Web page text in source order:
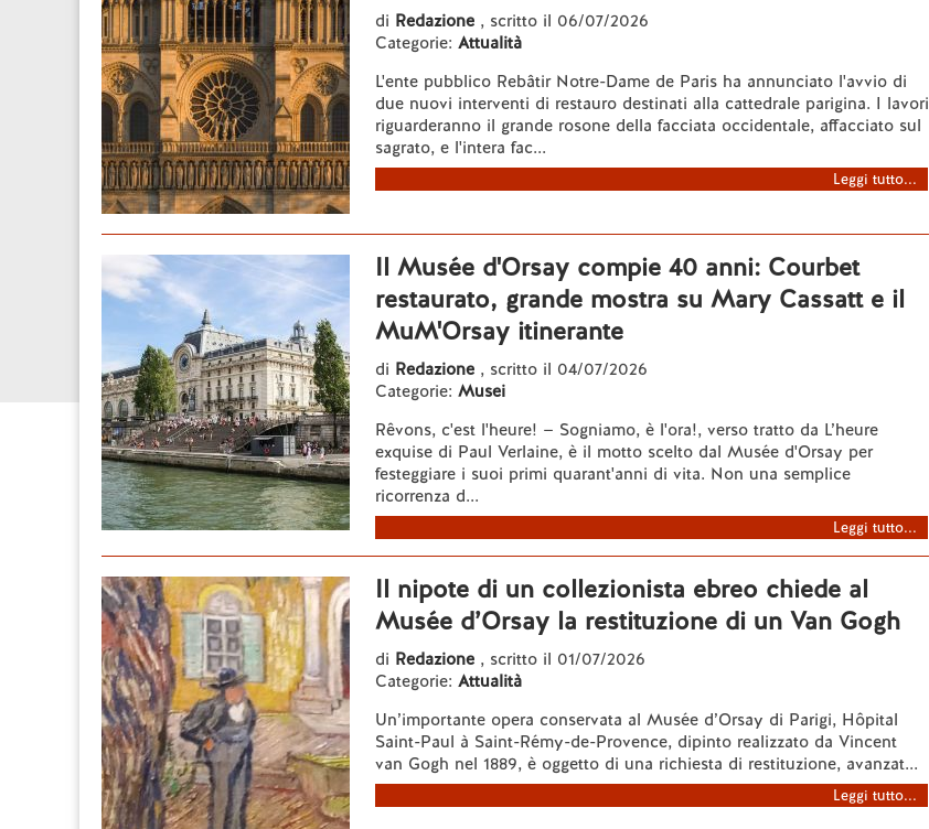
di Redazione , scritto il 06/07/2026
Categorie: Attualità
L'ente pubblico Rebâtir Notre-Dame de Paris ha annunciato l'avvio di
due nuovi interventi di restauro destinati alla cattedrale parigina. I lavori
riguarderanno il grande rosone della facciata occidentale, affacciato sul
sagrato, e l'intera fac...
Leggi tutto...
Il Musée d'Orsay compie 40 anni: Courbet
restaurato, grande mostra su Mary Cassatt e il
MuM'Orsay itinerante
di Redazione , scritto il 04/07/2026
Categorie: Musei
Rêvons, c'est l'heure! — Sogniamo, è l'ora!, verso tratto da L’heure
exquise di Paul Verlaine, è il motto scelto dal Musée d'Orsay per
festeggiare i suoi primi quarant'anni di vita. Non una semplice
ricorrenza d...
Leggi tutto...
Il nipote di un collezionista ebreo chiede al
Musée d’Orsay la restituzione di un Van Gogh
di Redazione , scritto il 01/07/2026
Categorie: Attualità
Un’importante opera conservata al Musée d’Orsay di Parigi, Hôpital
Saint-Paul à Saint-Rémy-de-Provence, dipinto realizzato da Vincent
van Gogh nel 1889, è oggetto di una richiesta di restituzione, avanzat...
Leggi tutto...